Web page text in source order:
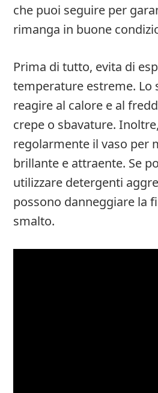
che puoi seguire per
rimanga in buone
Prima di tutto, evita di
temperature estreme. Lo
reagire al calore e al
crepe o sbavature.
regolarmente il vaso per
brillante e attraente. Se
utilizzare detergenti
possono danneggiare la
smalto.